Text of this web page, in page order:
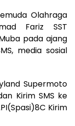
Olahraga
Fariz SST
pada ajang
media sosial
Supermoto
Kirim SMS ke
Kirim